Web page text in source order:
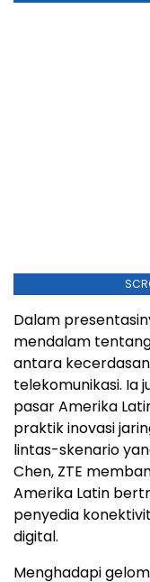
Dalam
mendalam
antara
telekomunikasi. Ia
pasar Amerika
praktik inovasi
lintas-skenario
Chen, ZTE
Amerika Latin
penyedia
digital.
Menghadapi